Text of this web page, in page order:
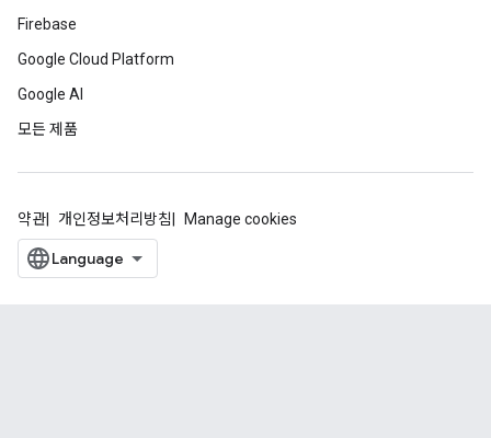
Firebase
Google Cloud Platform
Google AI
모든 제품
약관 개인정보처리방침 Manage cookies